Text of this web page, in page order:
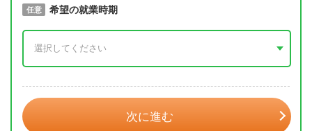
必須 取得予定年
任意 希望の就業時期
次に進む